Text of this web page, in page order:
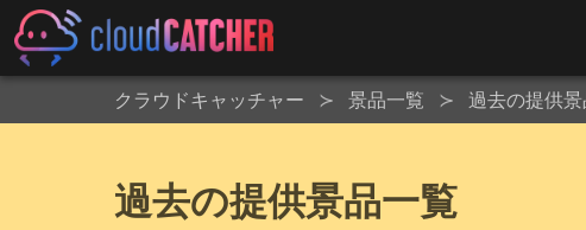
クラウドキャッチャー 景品一覧 過去の提供
過去の提供景品一覧